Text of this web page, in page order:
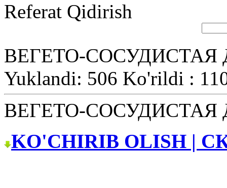
Referat Qidirish
ВЕГЕТО-СОСУДИСТАЯ
Yuklandi: 506 Ko'rildi :
ВЕГЕТО-СОСУДИСТАЯ
KO'CHIRIB OLISH |